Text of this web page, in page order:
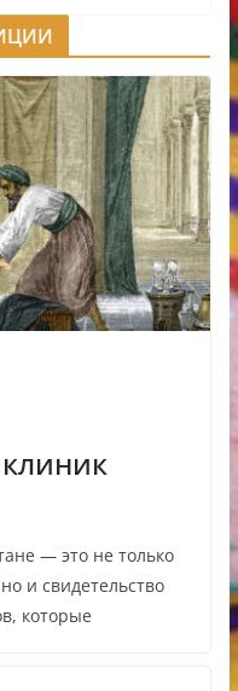
— это не только
и свидетельство
которые